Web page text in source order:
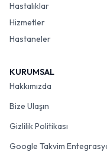
Hastalıklar
Hizmetler
Hastaneler
KURUMSAL
Hakkımızda
Bize Ulaşın
Gizlilik Politikası
Google Takvim